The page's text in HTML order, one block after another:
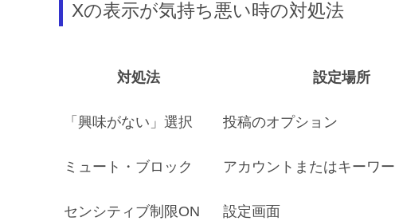
Xの表示が気持ち悪い時の対処法
対処法 設定場所
「興味がない」選択 投稿のオプション
ミュート・ブロック アカウントまたはキーワ
センシティブ制限ON 設定画面